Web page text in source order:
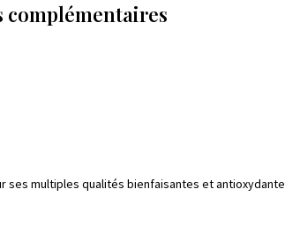
ses multiples qualités bienfaisantes et